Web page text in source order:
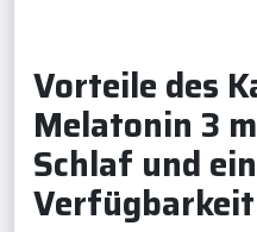
Vorteile des
Melatonin 3
Schlaf und
Verfügbarkeit